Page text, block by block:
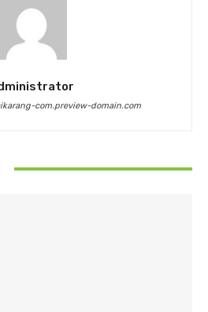
com.preview-domain.com